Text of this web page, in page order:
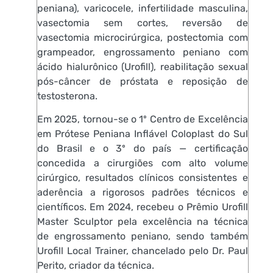
peniana), varicocele, infertilidade masculina,
vasectomia sem cortes, reversão de
vasectomia microcirúrgica, postectomia com
grampeador, engrossamento peniano com
ácido hialurônico (Urofill), reabilitação sexual
pós-câncer de próstata e reposição de
testosterona.
Em 2025, tornou-se o 1º Centro de Excelência
em Prótese Peniana Inflável Coloplast do Sul
do Brasil e o 3º do país — certificação
concedida a cirurgiões com alto volume
cirúrgico, resultados clínicos consistentes e
aderência a rigorosos padrões técnicos e
científicos. Em 2024, recebeu o Prêmio Urofill
Master Sculptor pela excelência na técnica
de engrossamento peniano, sendo também
Urofill Local Trainer, chancelado pelo Dr. Paul
Perito, criador da técnica.